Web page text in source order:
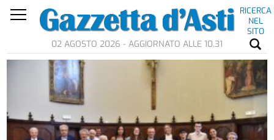
RICERCA
NEL
SITO
02 AGOSTO 2026 - AGGIORNATO ALLE 10.31